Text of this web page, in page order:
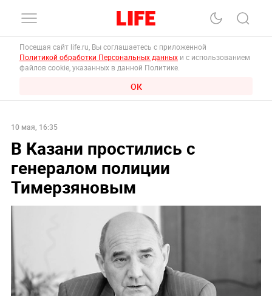
Посещая сайт life.ru, Вы соглашаетесь с приложенной
Политикой обработки Персональных данных и с использованием
файлов cookie, указанных в данной Политике.
ОК
10 мая, 16:35
В Казани простились с
генералом полиции
Тимерзяновым